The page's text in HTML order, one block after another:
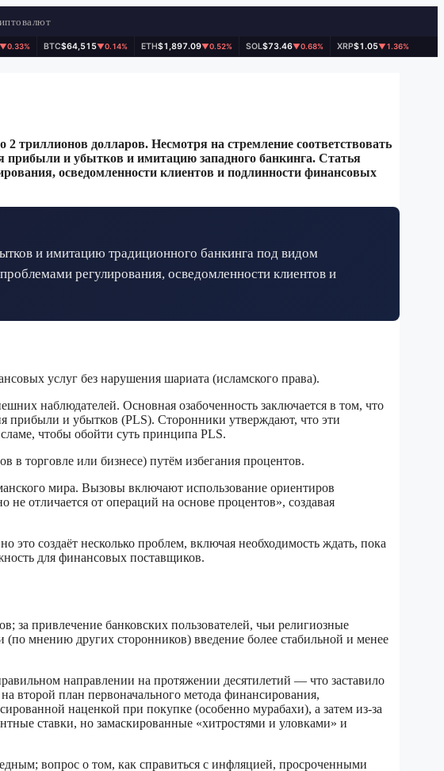
▼0.33% BTC$64,515▼0.14% ETH$1,897.09▼0.52% SOL$73.46▼0.68% XRP$1.05▼1.36%
триллионов долларов. Несмотря на стремление соответствовать
прибыли и убытков и имитацию западного банкинга. Статья
осведомленности клиентов и подлинности финансовых
и имитацию традиционного банкинга под видом
регулирования, осведомленности клиентов и
услуг без нарушения шариата (исламского права).
наблюдателей. Основная озабоченность заключается в том, что
прибыли и убытков (PLS). Сторонники утверждают, что эти
чтобы обойти суть принципа PLS.
в торговле или бизнесе) путём избегания процентов.
мира. Вызовы включают использование ориентиров
отличается от операций на основе процентов», создавая
создаёт несколько проблем, включая необходимость ждать, пока
для финансовых поставщиков.
за привлечение банковских пользователей, чьи религиозные
мнению других сторонников) введение более стабильной и менее
направлении на протяжении десятилетий — что заставило
второй план первоначального метода финансирования,
наценкой при покупке (особенно мурабахи), а затем из-за
ставки, но замаскированные «хитростями и уловками» и
вопрос о том, как справиться с инфляцией, просроченными